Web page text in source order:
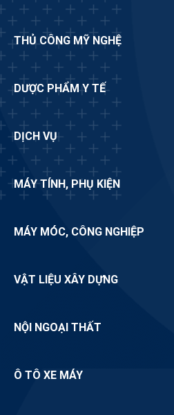
THỦ CÔNG MỸ NGHỆ
DƯỢC PHẨM Y TẾ
DỊCH VỤ
MÁY TÍNH, PHỤ KIỆN
MÁY MÓC, CÔNG NGHIỆP
VẬT LIỆU XÂY DỰNG
NỘI NGOẠI THẤT
Ô TÔ XE MÁY